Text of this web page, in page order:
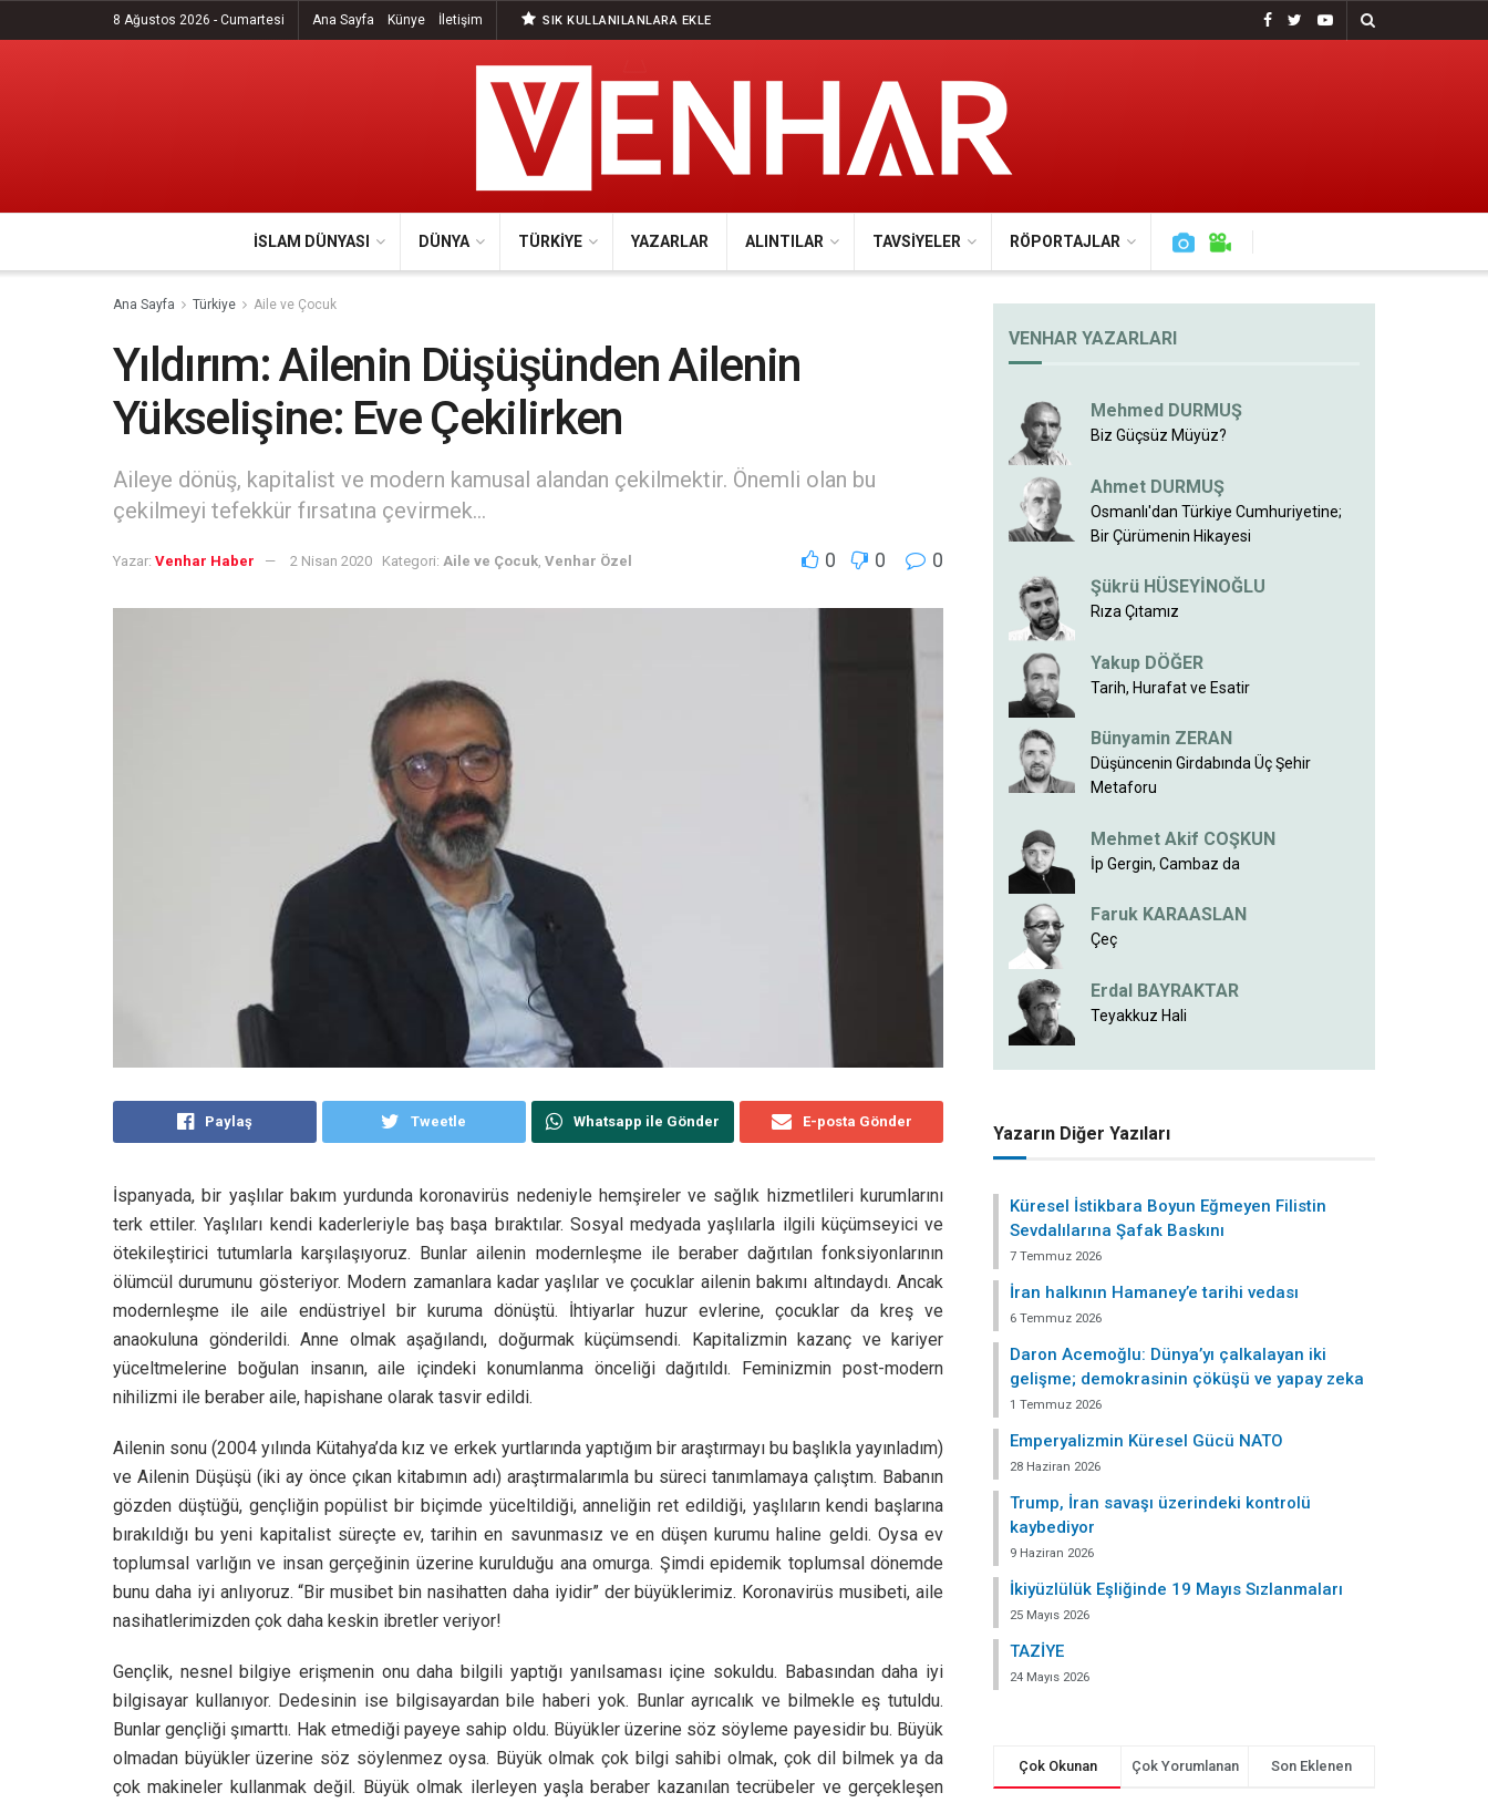
8 Ağustos 2026 - Cumartesi Ana Sayfa Künye İletişim SIK KULLANILANLARA EKLE
İSLAM DÜNYASI DÜNYA TÜRKIYE YAZARLAR ALINTILAR TAVSIYELER RÖPORTAJLAR
Ana Sayfa Türkiye Aile ve Çocuk
Yıldırım: Ailenin Düşüşünden Ailenin
Yükselişine: Eve Çekilirken
Aileye dönüş, kapitalist ve modern kamusal alandan çekilmektir. Önemli olan bu
çekilmeyi tefekkür fırsatına çevirmek…
Yazar: Venhar Haber 2 Nisan 2020 Kategori: Aile ve Çocuk Venhar Özel 0 0 0
Paylaş Tweetle Whatsapp ile Gönder E-posta Gönder
İspanyada, bir yaşlılar bakım yurdunda koronavirüs nedeniyle hemşireler ve sağlık hizmetlileri kurumlarını
terk ettiler. Yaşlıları kendi kaderleriyle baş başa bıraktılar. Sosyal medyada yaşlılarla ilgili küçümseyici ve
ötekileştirici tutumlarla karşılaşıyoruz. Bunlar ailenin modernleşme ile beraber dağıtılan fonksiyonlarının
ölümcül durumunu gösteriyor. Modern zamanlara kadar yaşlılar ve çocuklar ailenin bakımı altındaydı. Ancak
modernleşme ile aile endüstriyel bir kuruma dönüştü. İhtiyarlar huzur evlerine, çocuklar da kreş ve
anaokuluna gönderildi. Anne olmak aşağılandı, doğurmak küçümsendi. Kapitalizmin kazanç ve kariyer
yüceltmelerine boğulan insanın, aile içindeki konumlanma önceliği dağıtıldı. Feminizmin post-modern
nihilizmi ile beraber aile, hapishane olarak tasvir edildi.
Ailenin sonu (2004 yılında Kütahya’da kız ve erkek yurtlarında yaptığım bir araştırmayı bu başlıkla yayınladım)
ve Ailenin Düşüşü (iki ay önce çıkan kitabımın adı) araştırmalarımla bu süreci tanımlamaya çalıştım. Babanın
gözden düştüğü, gençliğin popülist bir biçimde yüceltildiği, anneliğin ret edildiği, yaşlıların kendi başlarına
bırakıldığı bu yeni kapitalist süreçte ev, tarihin en savunmasız ve en düşen kurumu haline geldi. Oysa ev
toplumsal varlığın ve insan gerçeğinin üzerine kurulduğu ana omurga. Şimdi epidemik toplumsal dönemde
bunu daha iyi anlıyoruz. “Bir musibet bin nasihatten daha iyidir” der büyüklerimiz. Koronavirüs musibeti, aile
nasihatlerimizden çok daha keskin ibretler veriyor!
Gençlik, nesnel bilgiye erişmenin onu daha bilgili yaptığı yanılsaması içine sokuldu. Babasından daha iyi
bilgisayar kullanıyor. Dedesinin ise bilgisayardan bile haberi yok. Bunlar ayrıcalık ve bilmekle eş tutuldu.
Bunlar gençliği şımarttı. Hak etmediği payeye sahip oldu. Büyükler üzerine söz söyleme payesidir bu. Büyük
olmadan büyükler üzerine söz söylenmez oysa. Büyük olmak çok bilgi sahibi olmak, çok dil bilmek ya da
çok makineler kullanmak değil. Büyük olmak ilerleyen yaşla beraber kazanılan tecrübeler ve gerçekleşen
VENHAR YAZARLARI
Mehmed DURMUŞ
Biz Güçsüz Müyüz?
Ahmet DURMUŞ
Osmanlı'dan Türkiye Cumhuriyetine;
Bir Çürümenin Hikayesi
Şükrü HÜSEYİNOĞLU
Rıza Çıtamız
Yakup DÖĞER
Tarih, Hurafat ve Esatir
Bünyamin ZERAN
Düşüncenin Girdabında Üç Şehir
Metaforu
Mehmet Akif COŞKUN
İp Gergin, Cambaz da
Faruk KARAASLAN
Çeç
Erdal BAYRAKTAR
Teyakkuz Hali
Yazarın Diğer Yazıları
Küresel İstikbara Boyun Eğmeyen Filistin
Sevdalılarına Şafak Baskını
7 Temmuz 2026
İran halkının Hamaney’e tarihi vedası
6 Temmuz 2026
Daron Acemoğlu: Dünya’yı çalkalayan iki
gelişme; demokrasinin çöküşü ve yapay zeka
1 Temmuz 2026
Emperyalizmin Küresel Gücü NATO
28 Haziran 2026
Trump, İran savaşı üzerindeki kontrolü
kaybediyor
9 Haziran 2026
İkiyüzlülük Eşliğinde 19 Mayıs Sızlanmaları
25 Mayıs 2026
TAZİYE
24 Mayıs 2026
Çok Okunan Çok Yorumlanan Son Eklenen